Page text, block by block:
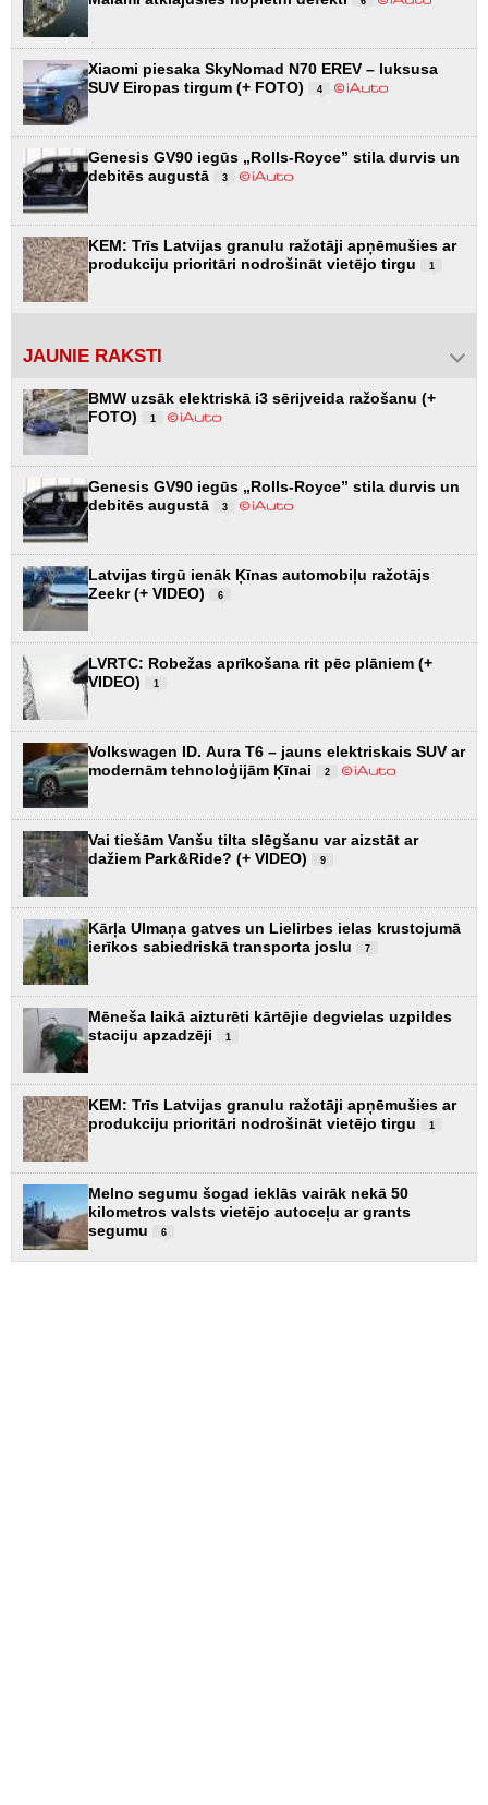
Xiaomi piesaka SkyNomad N70 EREV – luksusa
SUV Eiropas tirgum (+ FOTO)
4
Genesis GV90 iegūs „Rolls-Royce” stila durvis un
debitēs augustā
3
KEM: Trīs Latvijas granulu ražotāji apņēmušies ar
produkciju prioritāri nodrošināt vietējo tirgu
1
JAUNIE RAKSTI
BMW uzsāk elektriskā i3 sērijveida ražošanu (+
FOTO)
1
Genesis GV90 iegūs „Rolls-Royce” stila durvis un
debitēs augustā
3
Latvijas tirgū ienāk Ķīnas automobiļu ražotājs
Zeekr (+ VIDEO)
6
LVRTC: Robežas aprīkošana rit pēc plāniem (+
VIDEO)
1
Volkswagen ID. Aura T6 – jauns elektriskais SUV ar
modernām tehnoloģijām Ķīnai
2
Vai tiešām Vanšu tilta slēgšanu var aizstāt ar
dažiem Park&Ride? (+ VIDEO)
9
Kārļa Ulmaņa gatves un Lielirbes ielas krustojumā
ierīkos sabiedriskā transporta joslu
7
Mēneša laikā aizturēti kārtējie degvielas uzpildes
staciju apzadzēji
1
KEM: Trīs Latvijas granulu ražotāji apņēmušies ar
produkciju prioritāri nodrošināt vietējo tirgu
1
Melno segumu šogad ieklās vairāk nekā 50
kilometros valsts vietējo autoceļu ar grants
segumu
6